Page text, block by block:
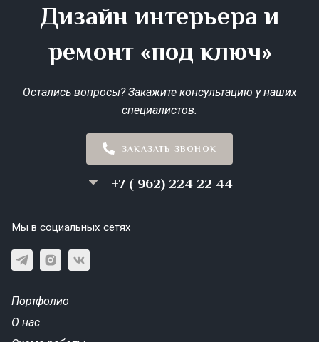
Дизайн интерьера и
ремонт «под ключ»
Остались вопросы? Закажите консультацию у наших
специалистов.
ЗАКАЗАТЬ ЗВОНОК
+7 ( 962) 224 22 44
Мы в социальных сетях
Портфолио
О нас